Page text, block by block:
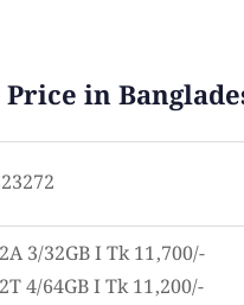
in
3/32GB I Tk 11,700/-
4/64GB I Tk 11,200/-